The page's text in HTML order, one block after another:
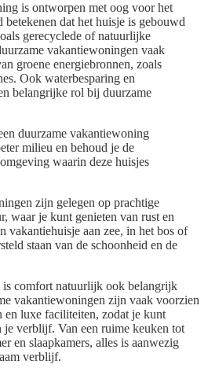
is ontworpen met oog voor het
dat het huisje is gebouwd
gerecyclede of natuurlijke
vakantiewoningen vaak
groene energiebronnen, zoals
Ook waterbesparing en
belangrijke rol bij duurzame
duurzame vakantiewoning
milieu en behoud je de
waarin deze huisjes
zijn gelegen op prachtige
waar je kunt genieten van rust en
vakantiehuisje aan zee, in het bos of
staan van de schoonheid en de
comfort natuurlijk ook belangrijk
vakantiewoningen zijn vaak voorzien
en luxe faciliteiten, zodat je kunt
je verblijf. Van een ruime keuken tot
en slaapkamers, alles is aanwezig
verblijf.